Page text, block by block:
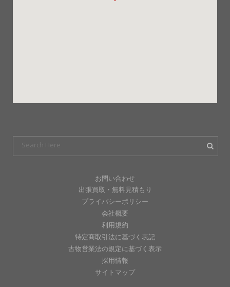
お問い合わせ
出張買取・無料見積もり
プライバシーポリシー
会社概要
利用規約
特定商取引法に基づく表記
古物営業法の規定に基づく表示
採用情報
サイトマップ